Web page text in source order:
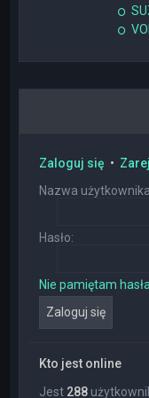
Zaloguj się •
Nazwa
Hasło:
Nie pamiętam hasła
Kto jest online
Jest 288